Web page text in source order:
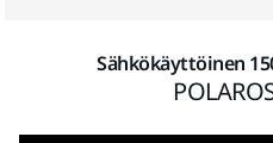
Sähkökäyttöinen